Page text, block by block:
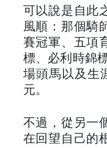
可以說是自此
風順：那個騎
賽冠軍、五項
標、必利時錦
場頭馬以及生
元。
不過，從另一
在回望自己的